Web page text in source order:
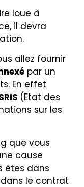
loue à
il devra
ation.
allez fournir
par un
En effet
(Etat des
sur les
que vous
cause
êtes dans
le contrat